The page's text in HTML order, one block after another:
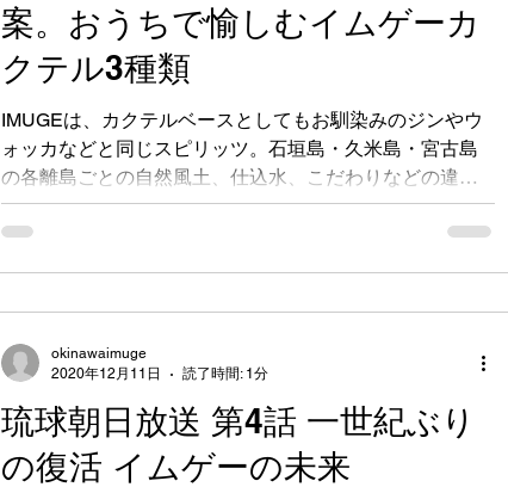
案。おうちで愉しむイムゲーカ
クテル3種類
IMUGEは、カクテルベースとしてもお馴染みのジンやウ
ォッカなどと同じスピリッツ。石垣島・久米島・宮古島
の各離島ごとの自然風土、仕込水、こだわりなどの違い
で各酒造所ごとに個性豊かなイムゲーが生まれていま
す。 日本バーテンダー協会沖縄支部長を務められた経験
琉球朝日放送 第4話 一世紀ぶり
の復活 イムゲーの未来
okinawaimuge
2020年12月11日
読了時間: 1分